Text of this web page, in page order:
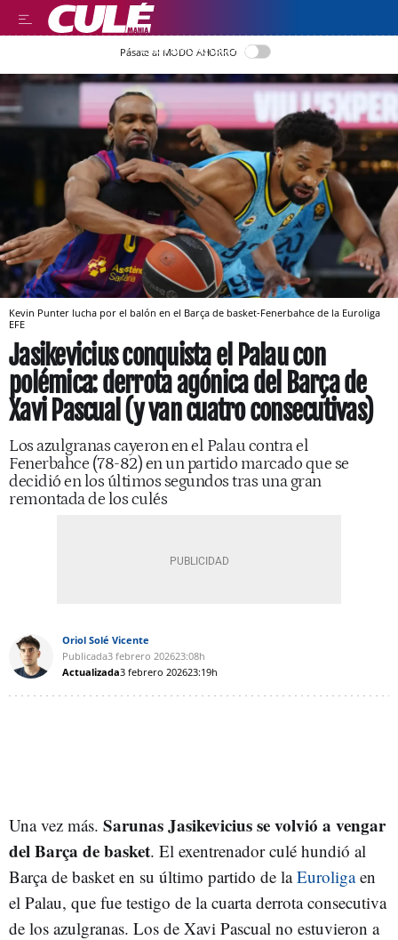
LEER EN CASTELLANO
Pásate al MODO AHORRO
Kevin Punter lucha por el balón en el Barça de basket-Fenerbahce de la Euroliga
EFE
Jasikevicius conquista el Palau con
polémica: derrota agónica del Barça de
Xavi Pascual (y van cuatro consecutivas)
Los azulgranas cayeron en el Palau contra el
Fenerbahce (78-82) en un partido marcado que se
decidió en los últimos segundos tras una gran
remontada de los culés
Oriol Solé Vicente
Publicada3 febrero 202623:08h
Actualizada3 febrero 202623:19h
Una vez más. Sarunas Jasikevicius se volvió a vengar
del Barça de basket. El exentrenador culé hundió al
Barça de basket en su último partido de laEuroligaen
el Palau, que fue testigo de la cuarta derrota consecutiva
de los azulgranas. Los de Xavi Pascual no estuvieron a